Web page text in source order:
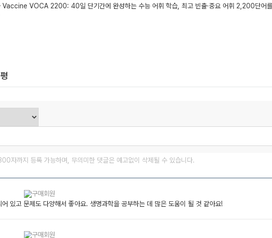
Vaccine VOCA 2200: 40일 단기간에 완성하는 수능 어휘 학습, 최고 빈출·중요 어휘 2,200단어를
자까지 등록 가능하며, 무의미한 댓글은 예고없이 삭제될 수 있습니다.
있고 문제도 다양해서 좋아요. 생명과학을 공부하는 데 많은 도움이 될 것 같아요!